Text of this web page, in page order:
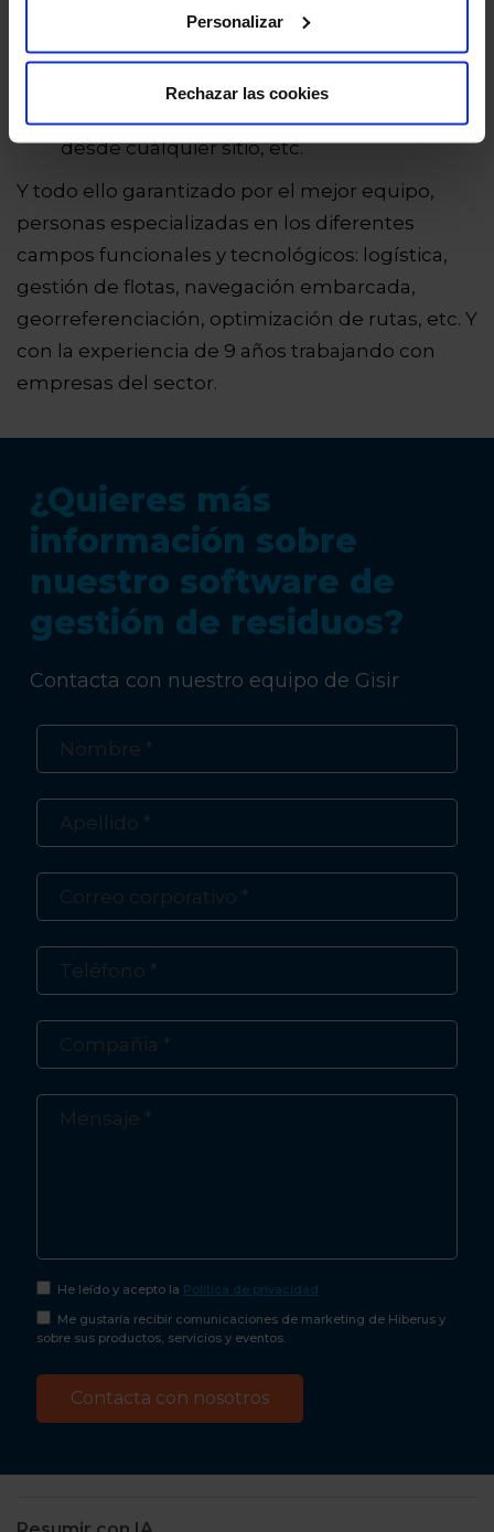
Personalizar
Rechazar las cookies
sistema 100% web, con las ventajas
que conlleva esta gestión centralizada del
producto, ya que no requiere instalación
desde cualquier sitio, etc.
Y todo ello garantizado por el mejor equipo,
personas especializadas en los diferentes
campos funcionales y tecnológicos: logística,
gestión de flotas, navegación embarcada,
georreferenciación, optimización de rutas, etc. Y
con la experiencia de 9 años trabajando con
empresas del sector.
¿Quieres más
información sobre
nuestro software de
gestión de residuos?
Contacta con nuestro equipo de Gisir
He leído y acepto la Política de privacidad
Me gustaría recibir comunicaciones de marketing de Hiberus y
sobre sus productos, servicios y eventos.